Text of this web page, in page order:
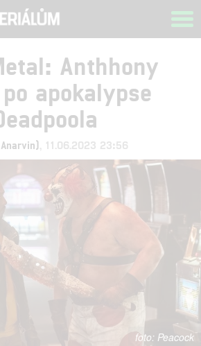
Anthhony
apokalypse
, 11.06.2023 23:56
Peacock